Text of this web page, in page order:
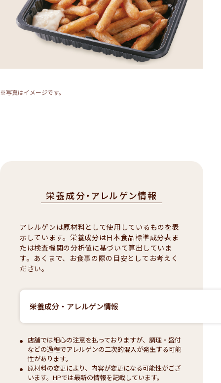
※写真はイメージです。
栄養成分・アレルゲン情報
アレルゲンは原材料として使用しているものを表
示しています。栄養成分は日本食品標準成分表ま
たは検査機関の分析値に基づいて算出していま
す。あくまで、お食事の際の目安としてお考えく
ださい。
栄養成分・アレルゲン情報
店舗では細心の注意を払っておりますが、調理・盛付
などの過程でアレルゲンの二次的混入が発生する可能
性があります。
原材料の変更により、内容が変更になる可能性がござ
います。HPでは最新の情報を記載しています。